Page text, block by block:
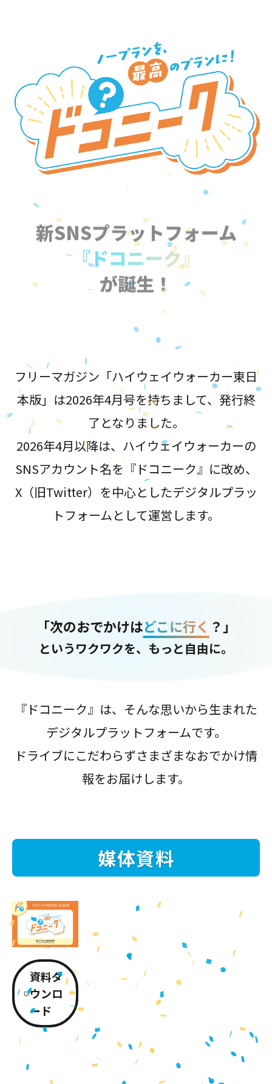
新SNSプラットフォーム
『ドコニーク』
が誕生！
フリーマガジン「ハイウェイウォーカー東日
本版」は2026年4月号を持ちまして、発行終
了となりました。
2026年4月以降は、ハイウェイウォーカーの
SNSアカウント名を『ドコニーク』に改め、
X（旧Twitter）を中心としたデジタルプラッ
トフォームとして運営します。
「次のおでかけはどこに行く ？」
というワクワクを、もっと自由に。
『ドコニーク』は、そんな思いから生まれた
デジタルプラットフォームです。
ドライブにこだわらずさまざまなおでかけ情
報をお届けします。
媒体資料
資料ダ
ウンロ
ード